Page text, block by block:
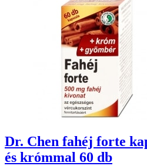
Dr. Chen fahéj forte
és krómmal 60 db